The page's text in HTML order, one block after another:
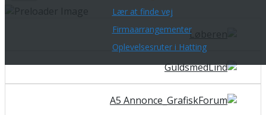
Lær at finde vej
Firmaarrangementer
Oplevelsesruter i Hatting